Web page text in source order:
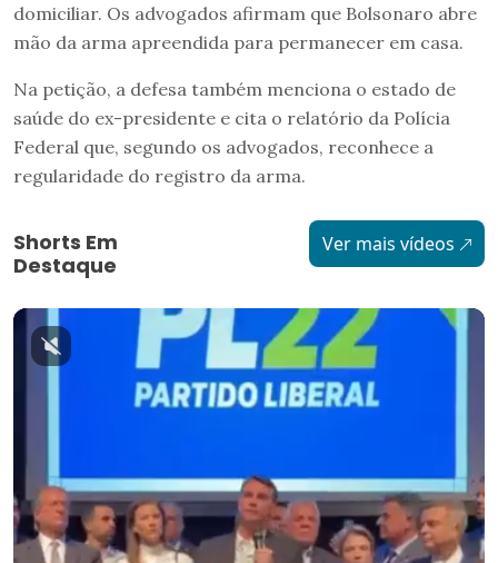
domiciliar. Os advogados afirmam que Bolsonaro abre
mão da arma apreendida para permanecer em casa.
Na petição, a defesa também menciona o estado de
saúde do ex-presidente e cita o relatório da Polícia
Federal que, segundo os advogados, reconhece a
regularidade do registro da arma.
Shorts Em
Destaque
Ver mais vídeos